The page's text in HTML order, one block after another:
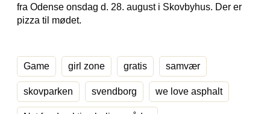
fra Odense onsdag d. 28. august i Skovbyhus. Der er
pizza til mødet.
Game girl zone gratis samvær
skovparken svendborg we love asphalt